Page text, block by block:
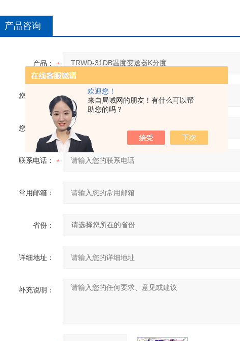
欢迎您！
来自局域网的朋友！有什么可以帮
助您的吗？
产品咨询
产品：
您的单位：
您的姓名：
联系电话：
常用邮箱：
省份：
详细地址：
补充说明：